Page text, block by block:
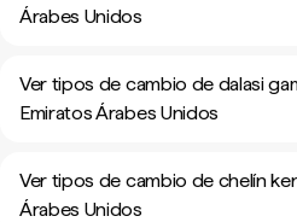
Árabes Unidos
Ver tipos de cambio de dalasi
Emiratos Árabes Unidos
Ver tipos de cambio de chelín
Árabes Unidos